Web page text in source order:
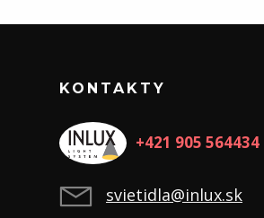
KONTAKTY
+421 905 564434
svietidla@inlux.sk